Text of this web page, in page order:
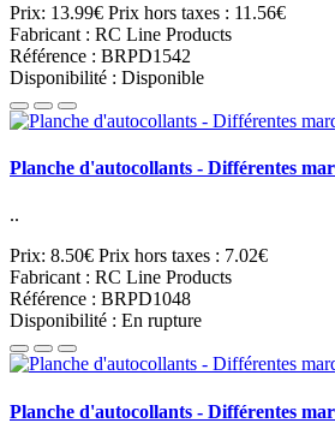
Prix: 13.99€ Prix hors taxes : 11.56€
Fabricant : RC Line Products
Référence : BRPD1542
Disponibilité : Disponible
Planche d'autocollants - Différentes
..
Prix: 8.50€ Prix hors taxes : 7.02€
Fabricant : RC Line Products
Référence : BRPD1048
Disponibilité : En rupture
Planche d'autocollants - Différentes